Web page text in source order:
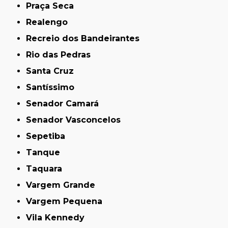
Praça Seca
Realengo
Recreio dos Bandeirantes
Rio das Pedras
Santa Cruz
Santíssimo
Senador Camará
Senador Vasconcelos
Sepetiba
Tanque
Taquara
Vargem Grande
Vargem Pequena
Vila Kennedy